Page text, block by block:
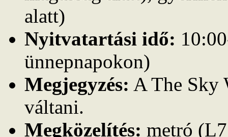
alatt)
Nyitvatartási idő:
ünnepnapokon)
Megjegyzés: A The Sky
váltani.
Megközelítés: metró